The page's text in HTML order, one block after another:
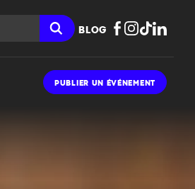
BLOG
PUBLIER UN ÉVÉNEMENT